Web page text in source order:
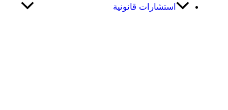
استشارات قانونية